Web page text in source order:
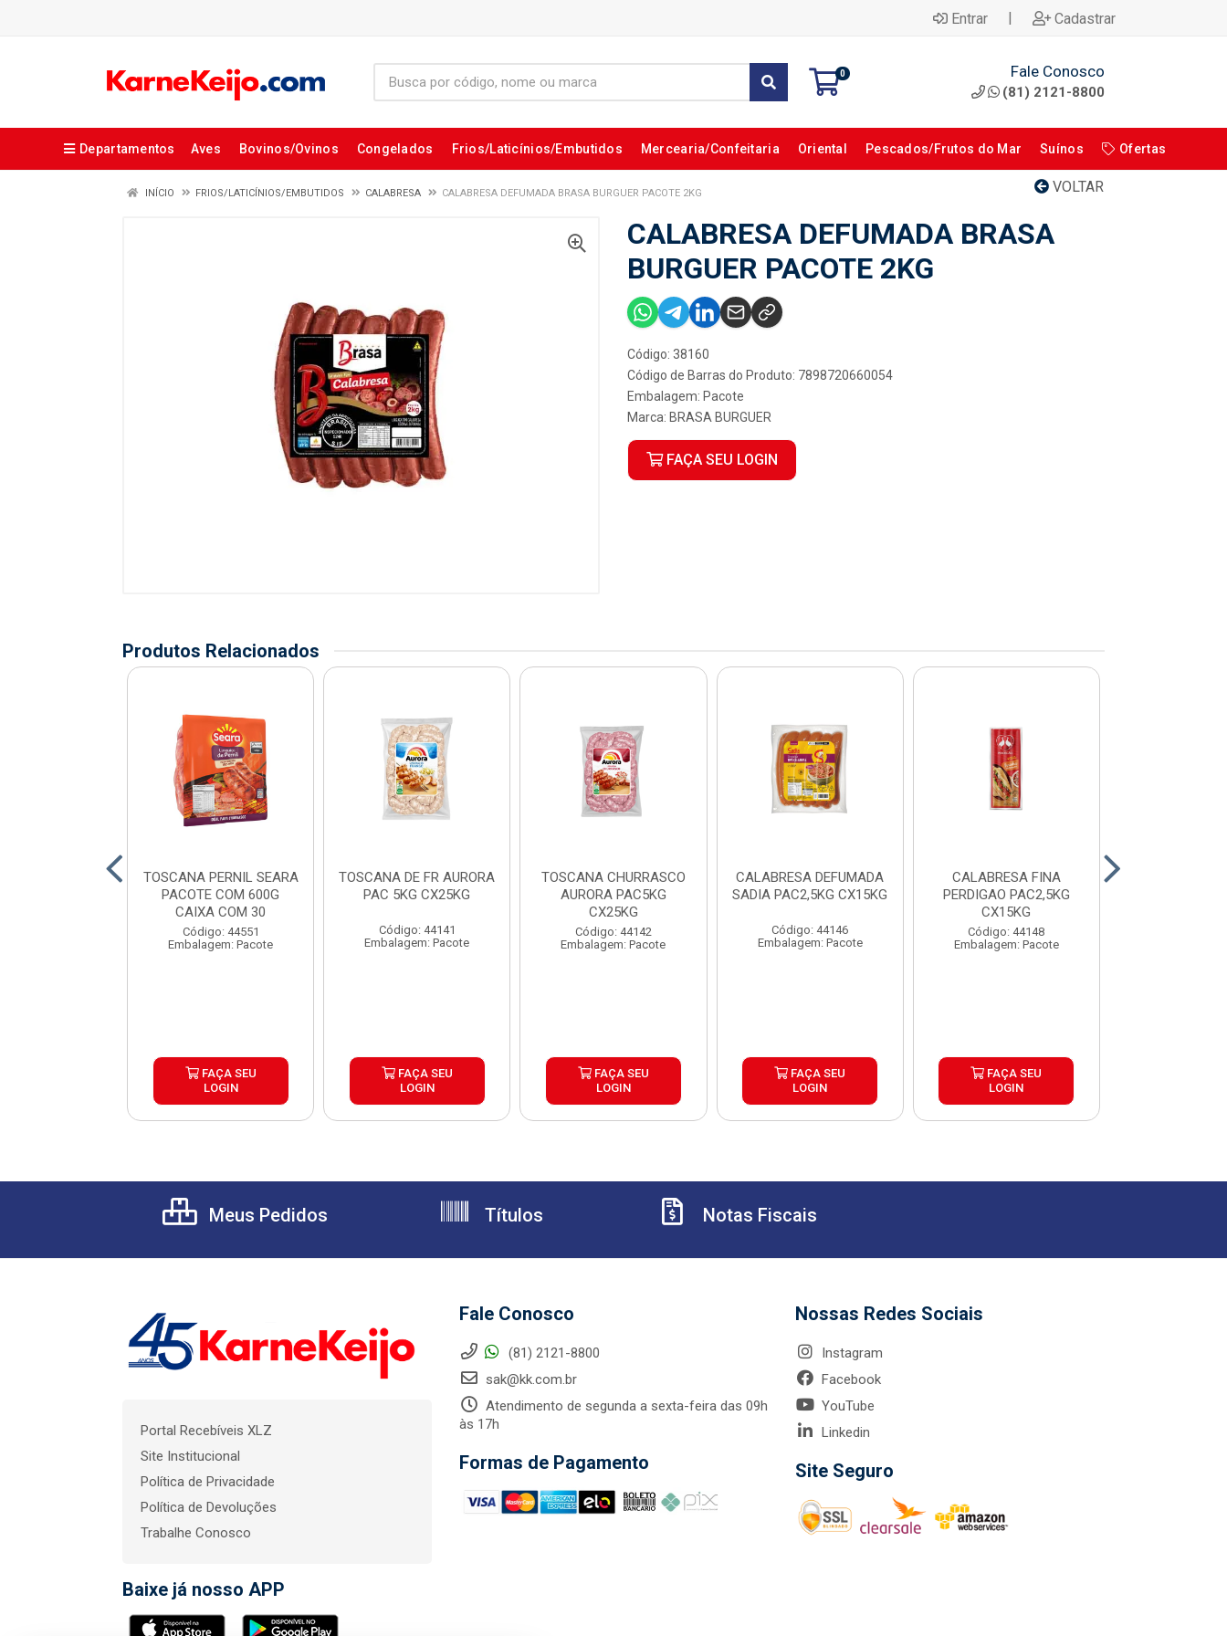
Entrar | Cadastrar
0 Fale Conosco
(81) 2121-8800
Departamentos Aves Bovinos/Ovinos Congelados Frios/Laticínios/Embutidos Mercearia/Confeitaria Oriental Pescados/Frutos do Mar Suínos Ofertas
VOLTAR
INÍCIO FRIOS/LATICÍNIOS/EMBUTIDOS CALABRESA CALABRESA DEFUMADA BRASA BURGUER PACOTE 2KG
CALABRESA DEFUMADA BRASA
BURGUER PACOTE 2KG
Código: 38160
Código de Barras do Produto: 7898720660054
Embalagem: Pacote
Marca: BRASA BURGUER
FAÇA SEU LOGIN
Produtos Relacionados
TOSCANA PERNIL SEARA
PACOTE COM 600G
CAIXA COM 30
Código: 44551
Embalagem: Pacote
FAÇA SEU
LOGIN
TOSCANA DE FR AURORA
PAC 5KG CX25KG
Código: 44141
Embalagem: Pacote
FAÇA SEU
LOGIN
TOSCANA CHURRASCO
AURORA PAC5KG
CX25KG
Código: 44142
Embalagem: Pacote
FAÇA SEU
LOGIN
CALABRESA DEFUMADA
SADIA PAC2,5KG CX15KG
Código: 44146
Embalagem: Pacote
FAÇA SEU
LOGIN
CALABRESA FINA
PERDIGAO PAC2,5KG
CX15KG
Código: 44148
Embalagem: Pacote
FAÇA SEU
LOGIN
Meus Pedidos Títulos Notas Fiscais
Portal Recebíveis XLZ
Site Institucional
Política de Privacidade
Política de Devoluções
Trabalhe Conosco
Baixe já nosso APP
Fale Conosco
(81) 2121-8800
sak@kk.com.br
Atendimento de segunda a sexta-feira das 09h
às 17h
Formas de Pagamento
Nossas Redes Sociais
Instagram
Facebook
YouTube
Linkedin
Site Seguro